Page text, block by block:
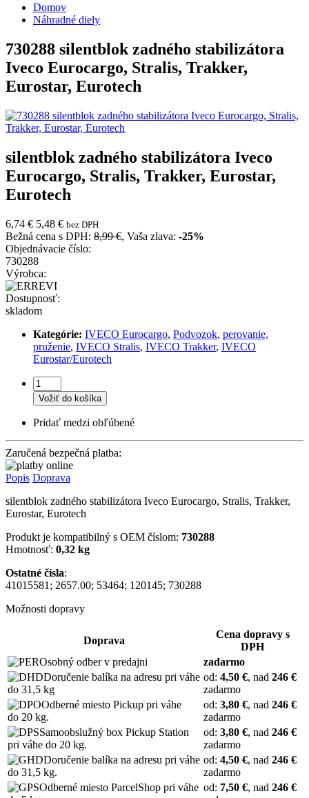
Domov
Náhradné diely
730288 silentblok zadného stabilizátora
Iveco Eurocargo, Stralis, Trakker,
Eurostar, Eurotech
silentblok zadného stabilizátora Iveco
Eurocargo, Stralis, Trakker, Eurostar,
Eurotech
6,74 € 5,48 € bez DPH
Bežná cena s DPH: 8,99 €, Vaša zlava: -25%
Objednávacie číslo:
730288
Výrobca:
Dostupnosť:
skladom
Kategórie: IVECO Eurocargo, Podvozok, perovanie,
pruženie, IVECO Stralis, IVECO Trakker, IVECO
Eurostar/Eurotech
Vožiť do košíka
Pridať medzi obľúbené
Zaručená bezpečná platba:
Popis Doprava
silentblok zadného stabilizátora Iveco Eurocargo, Stralis, Trakker,
Eurostar, Eurotech
Produkt je kompatibilný s OEM číslom: 730288
Hmotnosť: 0,32 kg
Ostatné čísla:
41015581; 2657.00; 53464; 120145; 730288
Možnosti dopravy
Doprava
Cena dopravy s
DPH
Osobný odber v predajni
zadarmo
Doručenie balíka na adresu pri váhe
do 31,5 kg
od: 4,50 €, nad 246 €
zadarmo
Odberné miesto Pickup pri váhe
do 20 kg.
od: 3,80 €, nad 246 €
zadarmo
Samoobslužný box Pickup Station
pri váhe do 20 kg.
od: 3,80 €, nad 246 €
zadarmo
Doručenie balíka na adresu pri váhe
do 31,5 kg.
od: 4,50 €, nad 246 €
zadarmo
Odberné miesto ParcelShop pri váhe od: 7,50 €, nad 246 €